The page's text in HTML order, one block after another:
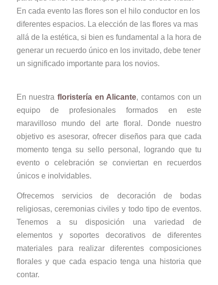
En cada evento las flores son el hilo conductor en los
diferentes espacios. La elección de las flores va mas
allá de la estética, si bien es fundamental a la hora de
generar un recuerdo único en los invitado, debe tener
un significado importante para los novios.
En nuestra floristería en Alicante, contamos con un
equipo de profesionales formados en este
maravilloso mundo del arte floral. Donde nuestro
objetivo es asesorar, ofrecer diseños para que cada
momento tenga su sello personal, logrando que tu
evento o celebración se conviertan en recuerdos
únicos e inolvidables.
Ofrecemos servicios de decoración de bodas
religiosas, ceremonias civiles y todo tipo de eventos.
Tenemos a su disposición una variedad de
elementos y soportes decorativos de diferentes
materiales para realizar diferentes composiciones
florales y que cada espacio tenga una historia que
contar.